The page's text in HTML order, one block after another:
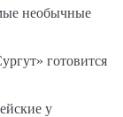
необычные
готовится
у